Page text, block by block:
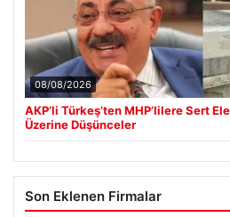
08/08/2026
AKP’li Türkeş’ten MHP’lilere Sert
Üzerine Düşünceler
Son Eklenen Firmalar